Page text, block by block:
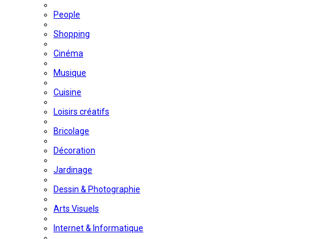
People
Shopping
Cinéma
Musique
Cuisine
Loisirs créatifs
Bricolage
Décoration
Jardinage
Dessin & Photographie
Arts Visuels
Internet & Informatique